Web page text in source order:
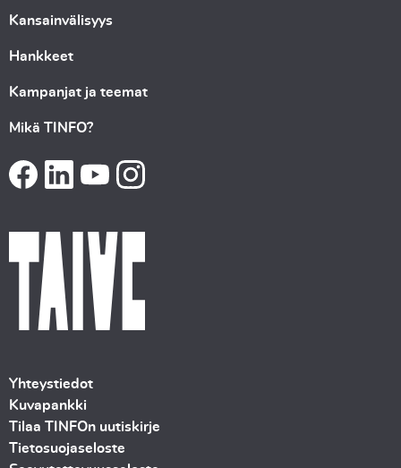
Kansainvälisyys
Hankkeet
Kampanjat ja teemat
Mikä TINFO?
Yhteystiedot
Kuvapankki
Tilaa TINFOn uutiskirje
Tietosuojaseloste